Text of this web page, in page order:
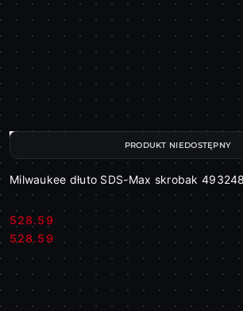
Milwaukee dłuto SDS-Max skrobak
Cena:
528.59
Cena:
528.59
PRODUKT NIEDOSTĘPNY